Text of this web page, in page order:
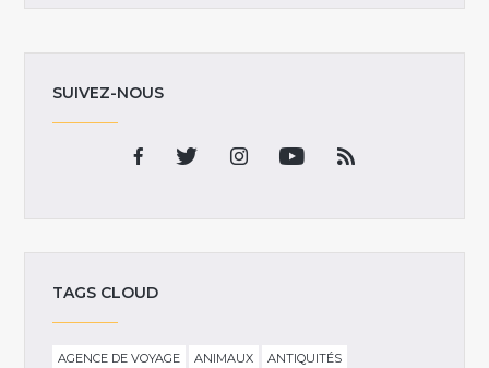
SUIVEZ-NOUS
TAGS CLOUD
AGENCE DE VOYAGE ANIMAUX
ANTIQUITÉS